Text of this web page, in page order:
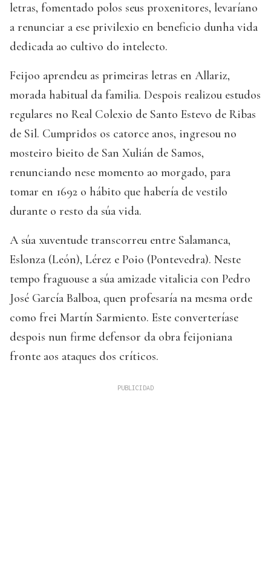
letras, fomentado polos seus proxenitores, levaríano
a renunciar a ese privilexio en beneficio dunha vida
dedicada ao cultivo do intelecto.
Feijoo aprendeu as primeiras letras en Allariz,
morada habitual da familia. Despois realizou estudos
regulares no Real Colexio de Santo Estevo de Ribas
de Sil. Cumpridos os catorce anos, ingresou no
mosteiro bieito de San Xulián de Samos,
renunciando nese momento ao morgado, para
tomar en 1692 o hábito que habería de vestilo
durante o resto da súa vida.
A súa xuventude transcorreu entre Salamanca,
Eslonza (León), Lérez e Poio (Pontevedra). Neste
tempo fraguouse a súa amizade vitalicia con Pedro
José García Balboa, quen profesaría na mesma orde
como frei Martín Sarmiento. Este converteríase
despois nun firme defensor da obra feijoniana
fronte aos ataques dos críticos.